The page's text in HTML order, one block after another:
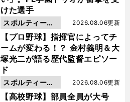
けた選手
【プロ野球】指揮官によってチ
ームが変わる！？ 金村義明＆大
塚光二が語る歴代監督エピソー
ド
2026.08.06更新
スポルティーバ
動画
【高校野球】部員全員が大号
2026.08.06更新
スポルティーバ
動画